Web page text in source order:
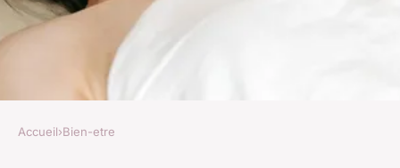
Accueil›Bien-etre